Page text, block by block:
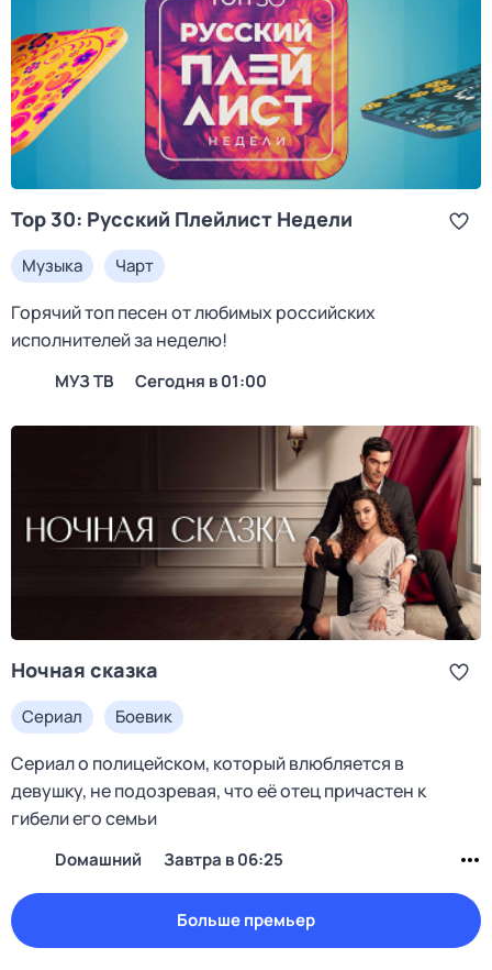
Top 30: Русский Плейлист Недели
Музыка Чарт
Горячий топ песен от любимых российских
исполнителей за неделю!
МУЗ ТВ Сегодня в 01:00
Ночная сказка
Сериал Боевик
Сериал о полицейском, который влюбляется в
девушку, не подозревая, что её отец причастен к
гибели его семьи
Dомашний Завтра в 06:25
Больше премьер